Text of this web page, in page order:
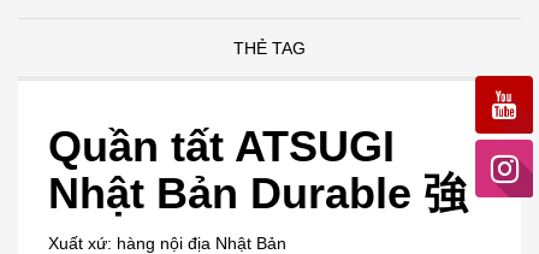
THẺ TAG
Quần tất ATSUGI
Nhật Bản Durable 強
Xuất xứ: hàng nội địa Nhật Bản